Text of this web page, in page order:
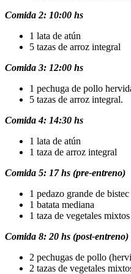
Comida 2: 10:00 hs
1 lata de atún
5 tazas de arroz integral
Comida 3: 12:00 hs
1 pechuga de pollo
5 tazas de arroz integral.
Comida 4: 14:30 hs
1 lata de atún
1 taza de arroz integral
Comida 5: 17 hs (pre-entreno)
1 pedazo grande de
1 batata mediana
1 taza de vegetales mixtos
Comida 8: 20 hs (post-entreno)
2 pechugas de pollo
2 tazas de vegetales